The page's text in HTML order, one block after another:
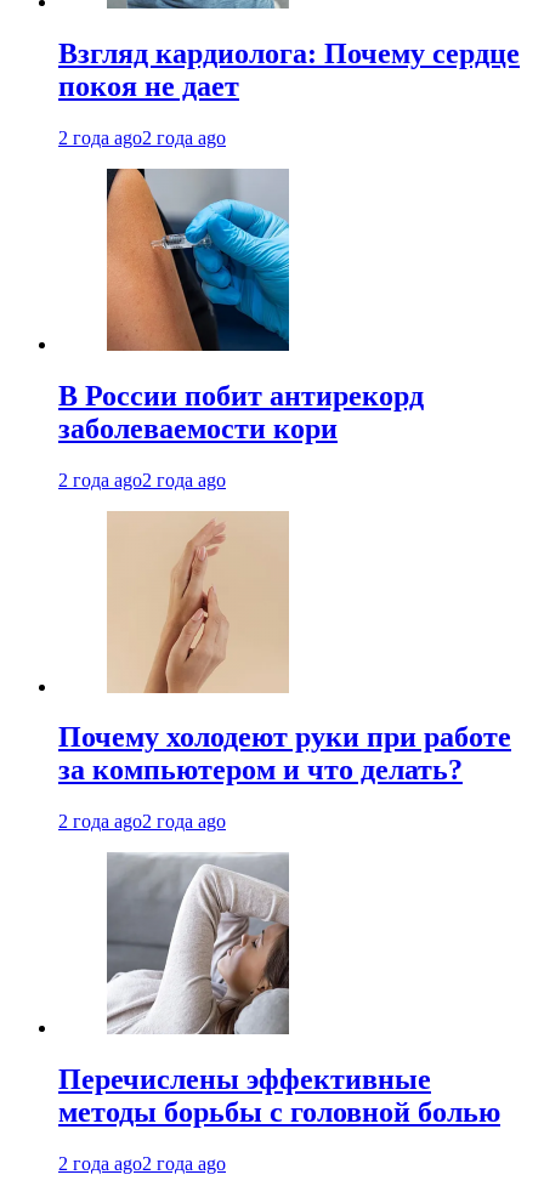
Взгляд кардиолога: Почему сердце
покоя не дает
2 года ago2 года ago
В России побит антирекорд
заболеваемости кори
2 года ago2 года ago
Почему холодеют руки при работе
за компьютером и что делать?
2 года ago2 года ago
Перечислены эффективные
методы борьбы с головной болью
2 года ago2 года ago